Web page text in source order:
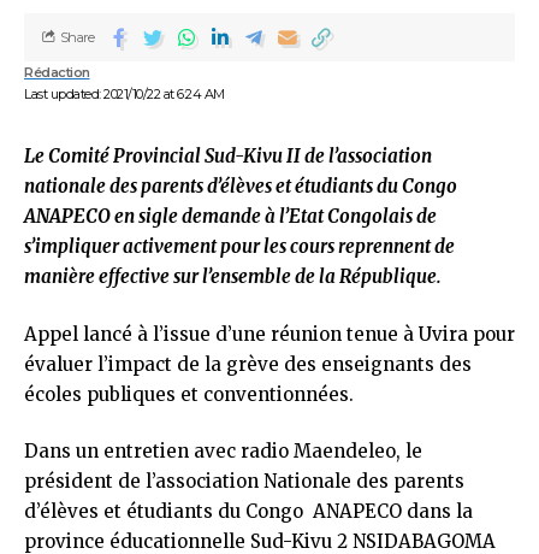
Last updated: 2021/10/22 at 6:24 AM
Rédaction
Share
Le Comité Provincial Sud-Kivu II de l’association
nationale des parents d’élèves et étudiants du Congo
ANAPECO en sigle demande à l’Etat Congolais de
s’impliquer activement pour les cours reprennent de
manière effective sur l’ensemble de la République.
Appel lancé à l’issue d’une réunion tenue à Uvira pour
évaluer l’impact de la grève des enseignants des
écoles publiques et conventionnées.
Dans un entretien avec radio Maendeleo, le
président de l’association Nationale des parents
d’élèves et étudiants du Congo ANAPECO dans la
province éducationnelle Sud-Kivu 2 NSIDABAGOMA